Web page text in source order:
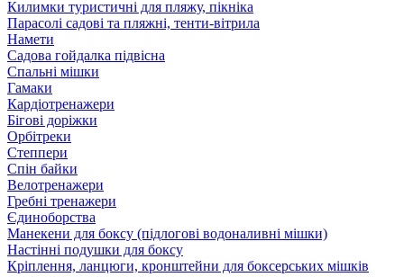
Килимки туристичні для пляжу, пікніка
Парасолі садові та пляжні, тенти-вітрила
Намети
Садова гойдалка підвісна
Спальні мішки
Гамаки
Кардіотренажери
Бігові доріжки
Орбітреки
Степпери
Спін байки
Велотренажери
Гребні тренажери
Єдиноборства
Манекени для боксу (підлогові водоналивні мішки)
Настінні подушки для боксу
Кріплення, ланцюги, кронштейни для боксерських мішків